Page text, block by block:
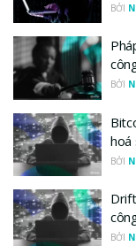
BỞI
BỞI
hoá
BỞI
BỞI